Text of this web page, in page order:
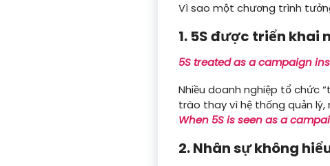
Vì sao một chương trình
1. 5S được triển khai
5S treated as a campaign
Nhiều doanh nghiệp tổ chức
trào thay vì hệ thống quản lý,
When 5S is seen as a
2. Nhân sự không